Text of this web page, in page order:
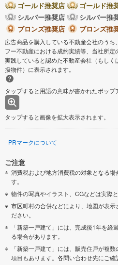
ゴールド推奨店
ゴールド推
シルバー推奨店
シルバー推
ブロンズ推奨店
ブロンズ推
広告商品を購入している不動産会社のう
フー不動産における成約実績等、当社所
実践していると認めた不動産会社（もし
扱物件）に表示されます。
タップすると用語の意味が書かれたポップ
タップすると画像を拡大表示されます。
PRマークについて
ご注意
消費税および地方消費税の対象となる
す。
物件の写真やイラスト、CGなどは実際
市区町村の合併などにより、地図が表
ださい。
「新築一戸建て」には、完成後1年を
る場合があります。
「新築一戸建て」には、販売住戸が複
項目もあります。各問い合わせ先にご確